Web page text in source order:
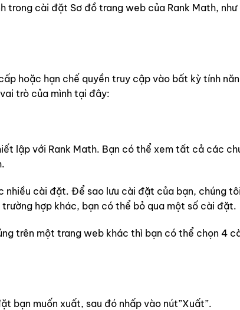
trong cài đặt Sơ đồ trang web của Rank Math, như
hoặc hạn chế quyền truy cập vào bất kỳ tính
trò của mình tại đây:
lập với Rank Math. Bạn có thể xem tất cả các
cài đặt. Để sao lưu cài đặt của bạn, chúng
hợp khác, bạn có thể bỏ qua một số cài đặt.
trên một trang web khác thì bạn có thể chọn 4
muốn xuất, sau đó nhấp vào nút”Xuất”.